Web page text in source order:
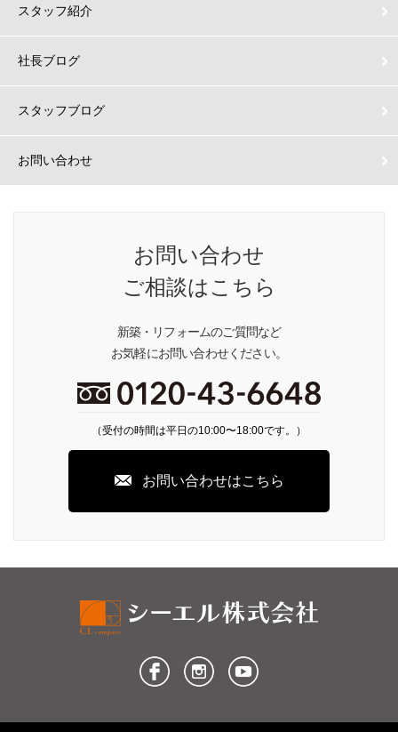
スタッフ紹介
社長ブログ
スタッフブログ
お問い合わせ
お問い合わせ
ご相談はこちら
新築・リフォームのご質問など
お気軽にお問い合わせください。
（受付の時間は平日の10:00〜18:00です。）
お問い合わせはこちら